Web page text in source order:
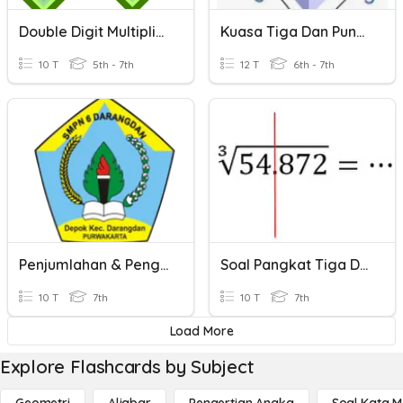
Double Digit Multiplication
10 T 5th - 7th
Kuasa Tiga Dan Punca Kuasa Tiga
12 T 6th - 7th
Penjumlahan & Pengurangan
10 T 7th
Soal Pangkat Tiga Dan Akar Pangkat Tiga
10 T 7th
Load More
Explore Flashcards by Subject